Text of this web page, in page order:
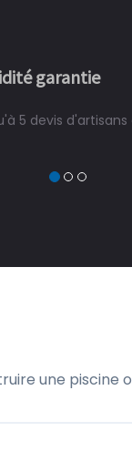
garantie
5 devis d'artisans
une